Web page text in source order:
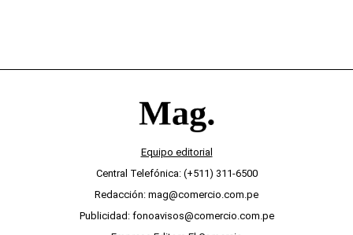
Equipo editorial
Central Telefónica: (+511) 311-6500
Redacción: mag@comercio.com.pe
Publicidad: fonoavisos@comercio.com.pe